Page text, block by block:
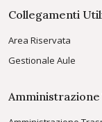
Collegamenti
Area Riservata
Gestionale Aule